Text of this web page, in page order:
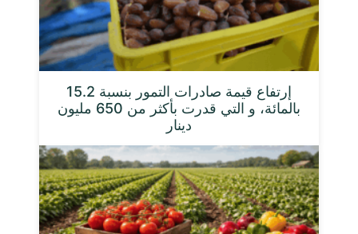
إرتفاع قيمة صادرات التمور بنسبة 15.2
بالمائة، و التي قدرت بأكثر من 650 مليون
دينار